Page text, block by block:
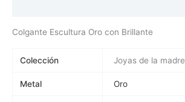
Colgante Escultura Oro con Brillante
Colección Joyas de la madre
Metal Oro